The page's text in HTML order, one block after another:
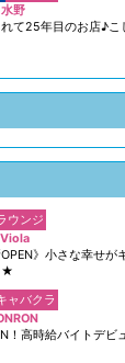
野
て25年目のお店♪こ
ウンジ
OPEN》小さな幸せ
★
ャバクラ
！高時給バイトデビ